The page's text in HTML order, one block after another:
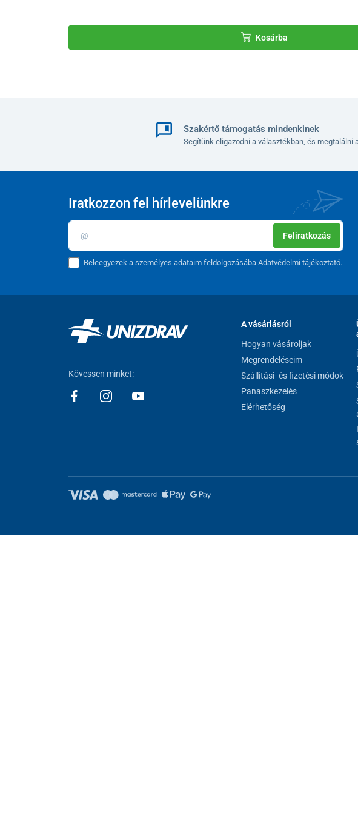
Kosárba
Szakértő támogatás mindenkinek
Segítünk eligazodni a választékban, és
Iratkozzon fel hírlevelünkre
Feliratkozás
Beleegyezek a személyes adataim feldolgozásába Adatvédelmi tájékoztató.
Kövessen minket:
A vásárlásról
Hogyan vásároljak
Megrendeléseim
Szállítási- és fizetési módok
Panaszkezelés
Elérhetőség